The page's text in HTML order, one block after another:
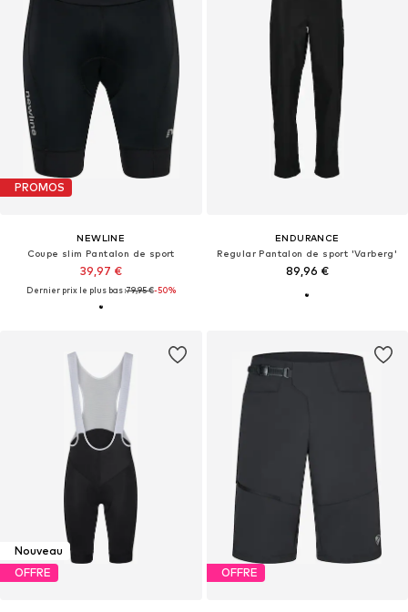
PROMOS
NEWLINE
Coupe slim Pantalon de sport
39,97 €
Dernier prix le plus bas :79,95 €-50%
ENDURANCE
Regular Pantalon de sport 'Varberg'
89,96 €
Nouveau
OFFRE
OFFRE